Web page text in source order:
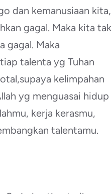
dan kemanusiaan kita,
gagal. Maka kita tak
gagal. Maka
talenta yg Tuhan
kelimpahan
yg menguasai hidup
kerja kerasmu,
talentamu.